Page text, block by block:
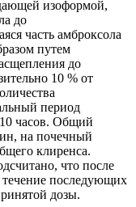
изоформой,
до
часть амброксола
путем
до
10 % от
период
10 часов. Общий
на почечный
клиренса.
что после
течение последующих
дозы.